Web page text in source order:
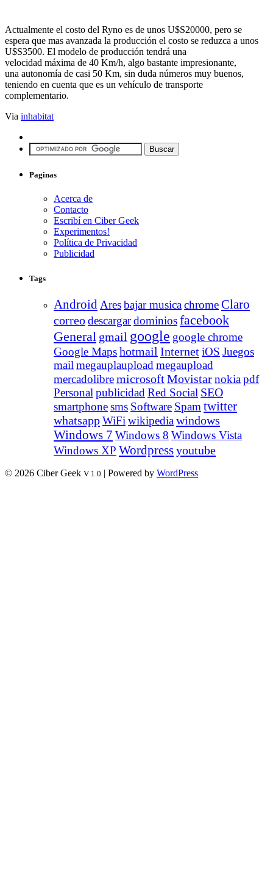
Actualmente el costo del Ryno es de unos U$S20000, pero se
espera que mas avanzada la producción el costo se reduzca a unos
U$S3500. El modelo de producción tendrá una
velocidad máxima de 40 Km/h, algo bastante impresionante,
una autonomía de casi 50 Km, sin duda números muy buenos,
teniendo en cuenta que es un vehículo de transporte
complementario.
Via inhabitat
Paginas
Acerca de
Contacto
Escribí en Ciber Geek
Experimentos!
Política de Privacidad
Publicidad
Tags
AndroidAresbajar musicachromeClaro
correodescargardominiosfacebook
General gmail google google chrome
Google Mapshotmail InternetiOS Juegos
mailmegauplauploadmegaupload
mercadolibremicrosoftMovistarnokiapdf
PersonalpublicidadRed Social SEO
smartphonesms Software Spamtwitter
whatsappWiFiwikipediawindows
Windows 7 Windows 8 Windows Vista
Windows XP Wordpressyoutube
© 2026 Ciber Geek V 1.0 | Powered by WordPress